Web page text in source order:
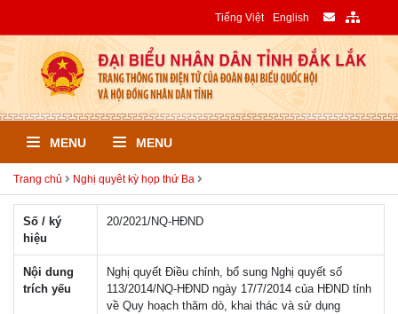
Tiếng Việt English
MENU MENU
Trang chủ Nghị quyêt kỳ họp thứ Ba
Số / ký
hiệu
20/2021/NQ-HÐND
Nội dung
trích yếu
Nghị quyết Điều chỉnh, bổ sung Nghị quyết số
113/2014/NQ-HĐND ngày 17/7/2014 của HĐND tỉnh
về Quy hoạch thăm dò, khai thác và sử dụng